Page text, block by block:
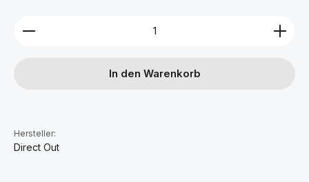
Produkt Anzahl: Gib den gewünschten Wert ein
In den Warenkorb
Hersteller:
Direct Out